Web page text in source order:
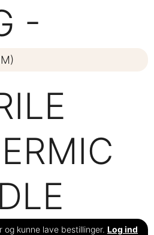
-
kunne lave bestillinger. Log ind